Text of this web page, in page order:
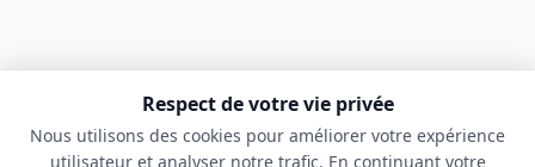
Respect de votre vie privée
Nous utilisons des cookies pour améliorer votre expérience
utilisateur et analyser notre trafic. En continuant votre